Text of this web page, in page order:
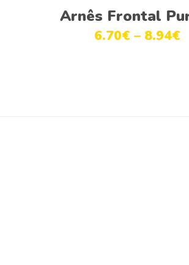
Ver opções
Arnês Frontal
6.70€ – 8.94€